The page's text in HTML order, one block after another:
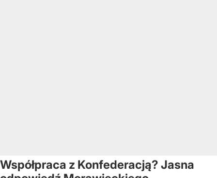
Współpraca z Konfederacją? Jasna